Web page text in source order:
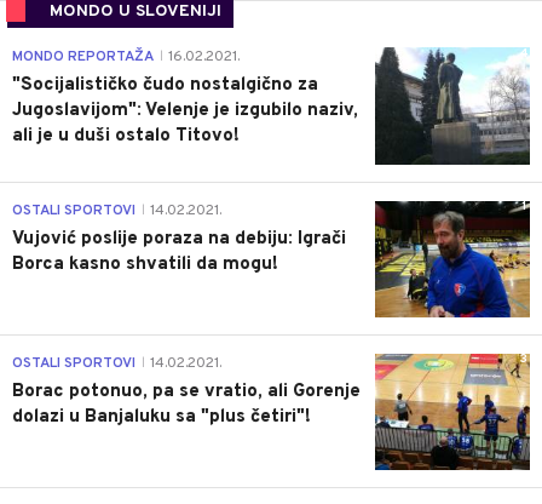
MONDO U SLOVENIJI
4
MONDO REPORTAŽA 16.02.2021.
"Socijalističko čudo nostalgično za
Jugoslavijom": Velenje je izgubilo naziv,
ali je u duši ostalo Titovo!
1
OSTALI SPORTOVI 14.02.2021.
Vujović poslije poraza na debiju: Igrači
Borca kasno shvatili da mogu!
3
OSTALI SPORTOVI 14.02.2021.
Borac potonuo, pa se vratio, ali Gorenje
dolazi u Banjaluku sa "plus četiri"!